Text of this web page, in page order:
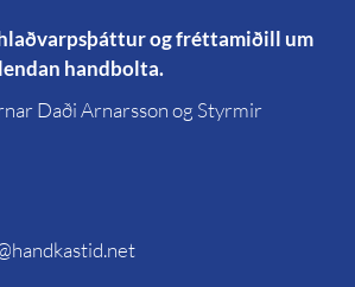
og fréttamiðill um
handbolta.
Daði Arnarsson og Styrmir